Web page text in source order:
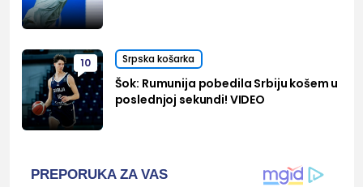
10 Srpska košarka
Šok: Rumunija pobedila Srbiju košem u
poslednjoj sekundi! VIDEO
PREPORUKA ZA VAS